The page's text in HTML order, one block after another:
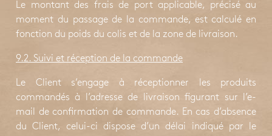
Le montant des frais de port applicable, précisé au
moment du passage de la commande, est calculé en
fonction du poids du colis et de la zone de livraison.
9.2. Suivi et réception de la commande
Le Client s’engage à réceptionner les produits
commandés à l’adresse de livraison figurant sur l’e-
mail de confirmation de commande. En cas d’absence
du Client, celui-ci dispose d’un délai indiqué par le